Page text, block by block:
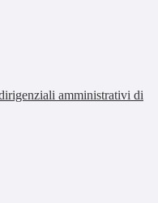
amministrativi di